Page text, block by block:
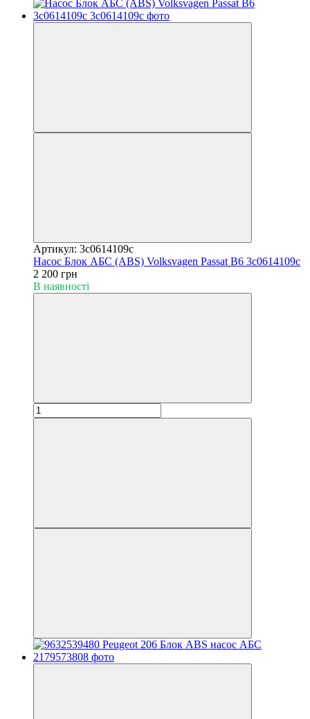
Артикул: 3c0614109c
Насос Блок АБС (ABS) Volksvagen Passat B6 3c0614109c
2 200 грн
В наявності